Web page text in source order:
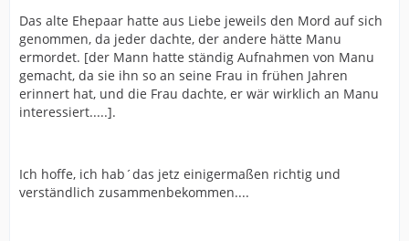
Das alte Ehepaar hatte aus Liebe jeweils den Mord auf sich
genommen, da jeder dachte, der andere hätte Manu
ermordet. [der Mann hatte ständig Aufnahmen von Manu
gemacht, da sie ihn so an seine Frau in frühen Jahren
erinnert hat, und die Frau dachte, er wär wirklich an Manu
interessiert.....].
Ich hoffe, ich hab´das jetz einigermaßen richtig und
verständlich zusammenbekommen....